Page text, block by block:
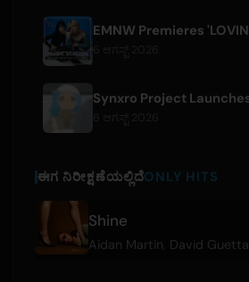
ಈಗ ನಿರೀಕ್ಷಣೆಯಲ್ಲಿದೆONLY HITS
Shine
Aidan Martin David Guetta